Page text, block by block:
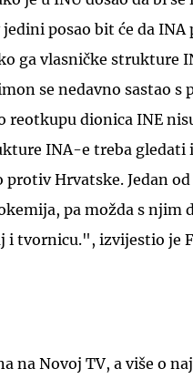
posao bit će da INA
ga vlasničke strukture
se nedavno sastao s
reotkupu dionica INE
INA-e treba gledati
Hrvatske. Jedan
pa možda s njim
i tvornicu.", izvijestio je
na Novoj TV, a više o